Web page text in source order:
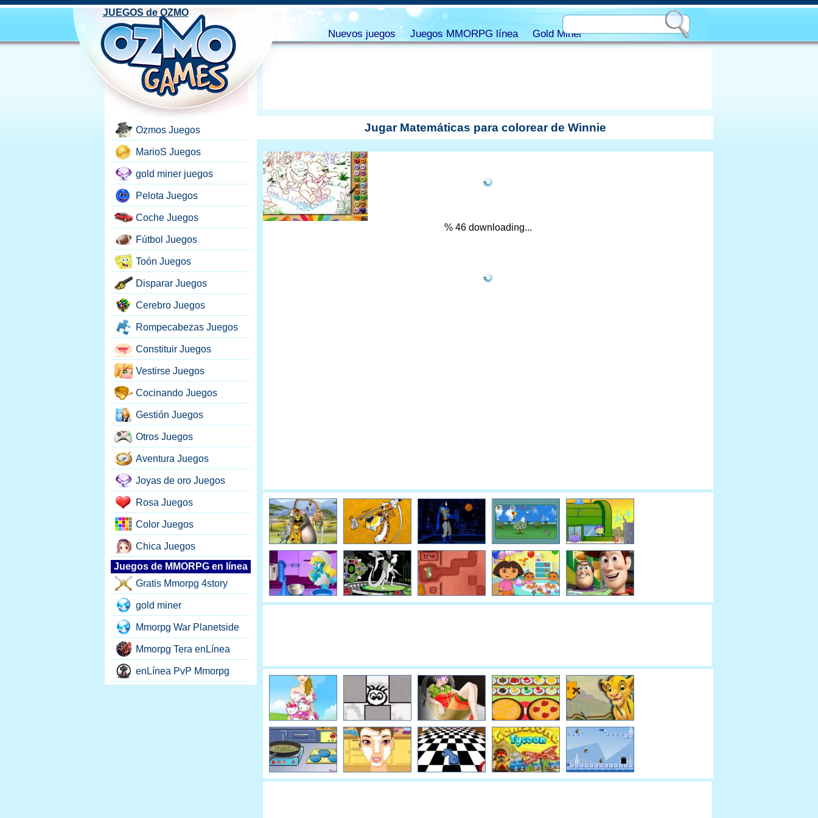
Jugar Matemáticas para colorear de Winnie
% 47 downloading...
Ozmos Juegos
MarioS Juegos
gold miner juegos
Pelota Juegos
Coche Juegos
Fútbol Juegos
Toón Juegos
Disparar Juegos
Cerebro Juegos
Rompecabezas Juegos
Constituir Juegos
Vestirse Juegos
Cocinando Juegos
Gestión Juegos
Otros Juegos
Aventura Juegos
Joyas de oro Juegos
Rosa Juegos
Color Juegos
Chica Juegos
Juegos de MMORPG en línea
Gratis Mmorpg 4story
gold miner
Mmorpg War Planetside
Mmorpg Tera enLínea
enLínea PvP Mmorpg
JUEGOS de OZMO
Nuevos juegos Juegos MMORPG línea Gold Miner